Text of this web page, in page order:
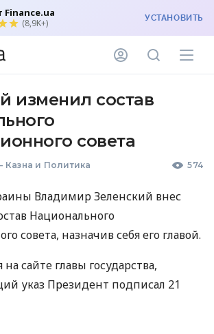
Finance.ua
(8,9K+) УСТАНОВИТЬ
изменил состав
совета
Казна и Политика 574
Владимир Зеленский внес
Национального
совета, назначив себя его главой.
сайте главы государства,
указ Президент подписал 21